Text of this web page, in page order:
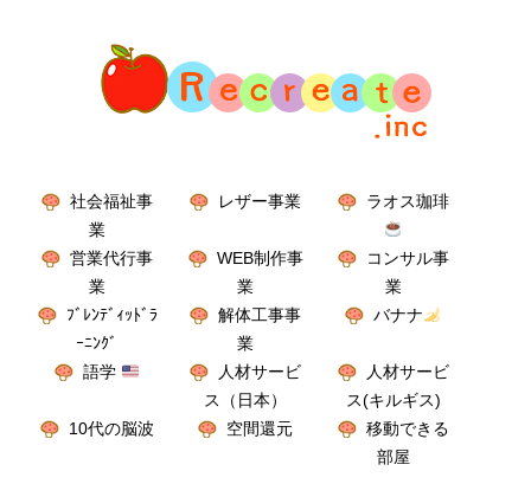
社会福祉事
業
レザー事業 ラオス珈琲
営業代行事
業
WEB制作事
業
コンサル事
業
ﾌﾞﾚﾝﾃﾞｨｯﾄﾞﾗ
ｰﾆﾝｸﾞ
解体工事事
業
バナナ
語学
人材サービ
ス（日本）
人材サービ
ス(キルギス)
10代の脳波
空間還元
移動できる
部屋